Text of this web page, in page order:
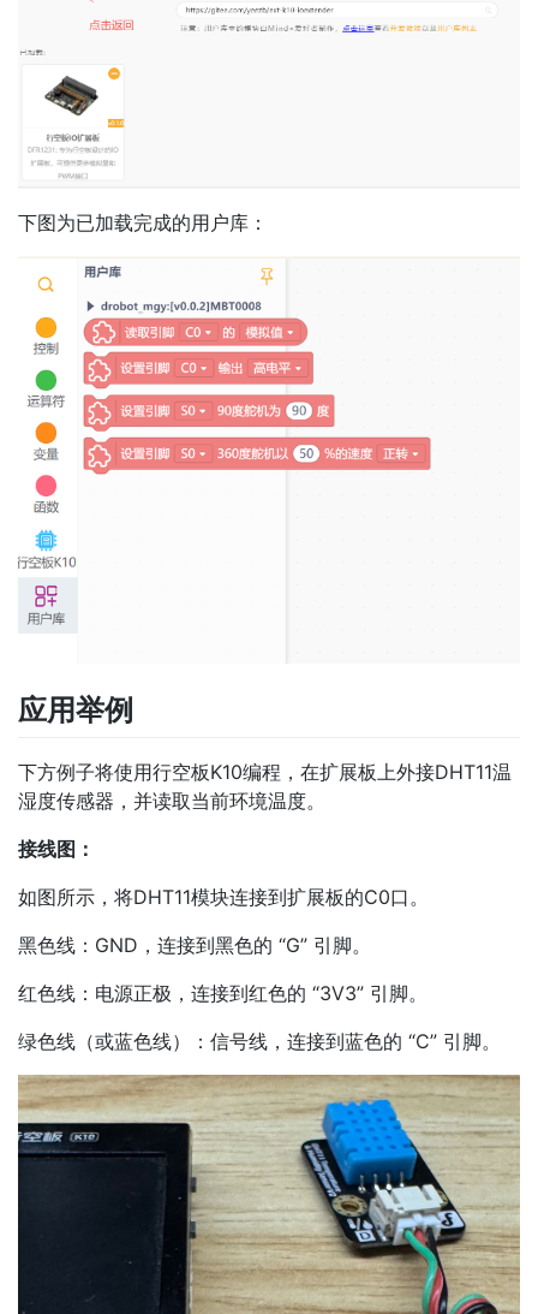
下图为已加载完成的用户库：
应用举例
下方例子将使用行空板K10编程，在扩展板上外接DHT11温
湿度传感器，并读取当前环境温度。
接线图：
如图所示，将DHT11模块连接到扩展板的C0口。
黑色线：GND，连接到黑色的 “G” 引脚。
红色线：电源正极，连接到红色的 “3V3” 引脚。
绿色线（或蓝色线）：信号线，连接到蓝色的 “C” 引脚。